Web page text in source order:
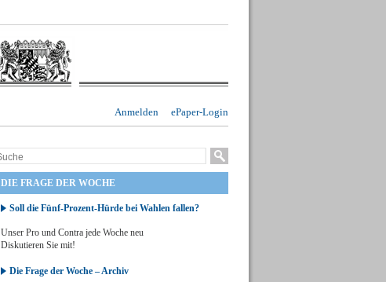
ePaper-Login
Anmelden
DIE FRAGE DER WOCHE
Soll die Fünf-Prozent-Hürde bei Wahlen fallen?
Unser Pro und Contra jede Woche neu
Diskutieren Sie mit!
Die Frage der Woche – Archiv